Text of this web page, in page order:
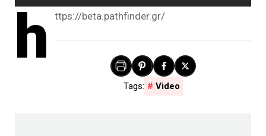
h ttps://beta.pathfinder.gr/
Video